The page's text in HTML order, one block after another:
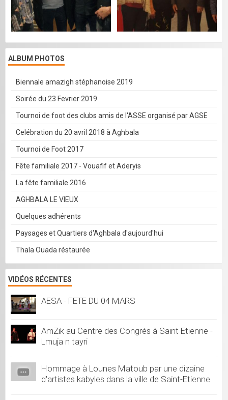
ALBUM PHOTOS
Biennale amazigh stéphanoise 2019
Soirée du 23 Fevrier 2019
Tournoi de foot des clubs amis de l'ASSE organisé par AGSE
Celébration du 20 avril 2018 à Aghbala
Tournoi de Foot 2017
Fête familiale 2017 - Vouafif et Aderyis
La fête familiale 2016
AGHBALA LE VIEUX
Quelques adhérents
Paysages et Quartiers d'Aghbala d'aujourd'hui
Thala Ouada réstaurée
VIDÉOS RÉCENTES
AESA - FETE DU 04 MARS
AmZik au Centre des Congrès à Saint Etienne -
Lmuja n tayri
Hommage à Lounes Matoub par une dizaine
d'artistes kabyles dans la ville de Saint-Etienne